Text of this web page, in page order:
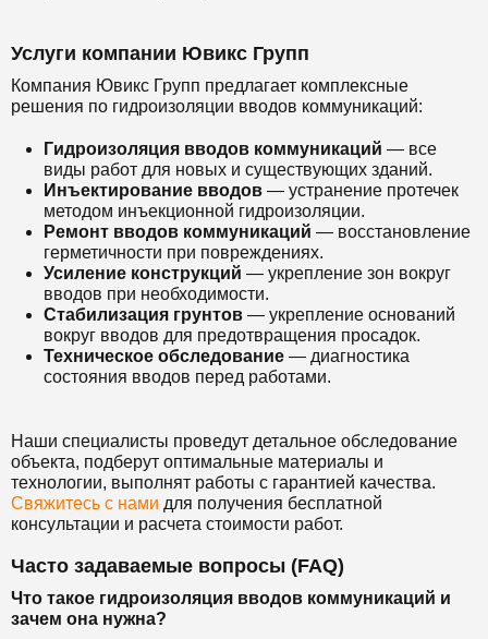
Услуги компании Ювикс Групп
Компания Ювикс Групп предлагает комплексные
решения по гидроизоляции вводов коммуникаций:
Гидроизоляция вводов коммуникаций — все
виды работ для новых и существующих зданий.
Инъектирование вводов — устранение протечек
методом инъекционной гидроизоляции.
Ремонт вводов коммуникаций — восстановление
герметичности при повреждениях.
Усиление конструкций — укрепление зон вокруг
вводов при необходимости.
Стабилизация грунтов — укрепление оснований
вокруг вводов для предотвращения просадок.
Техническое обследование — диагностика
состояния вводов перед работами.
Наши специалисты проведут детальное обследование
объекта, подберут оптимальные материалы и
технологии, выполнят работы с гарантией качества.
Свяжитесь с нами для получения бесплатной
консультации и расчета стоимости работ.
Часто задаваемые вопросы (FAQ)
Что такое гидроизоляция вводов коммуникаций и
зачем она нужна?